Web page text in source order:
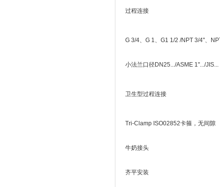
过程连接
G 3/4、G 1、G1 1/2 /NPT 3/4"、
小法兰口径DN25.../ASME 1".../JIS...
卫生型过程连接
Tri-Clamp ISO02852卡箍，无间隙
牛奶接头
齐平安装